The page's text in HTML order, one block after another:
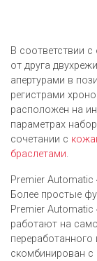
В соответствии
от друга
апертурами в
регистрами
расположен на
параметрах
сочетании с
браслетами.
Premier Automatic
Более простые
Premier
работают на
скомбинирован